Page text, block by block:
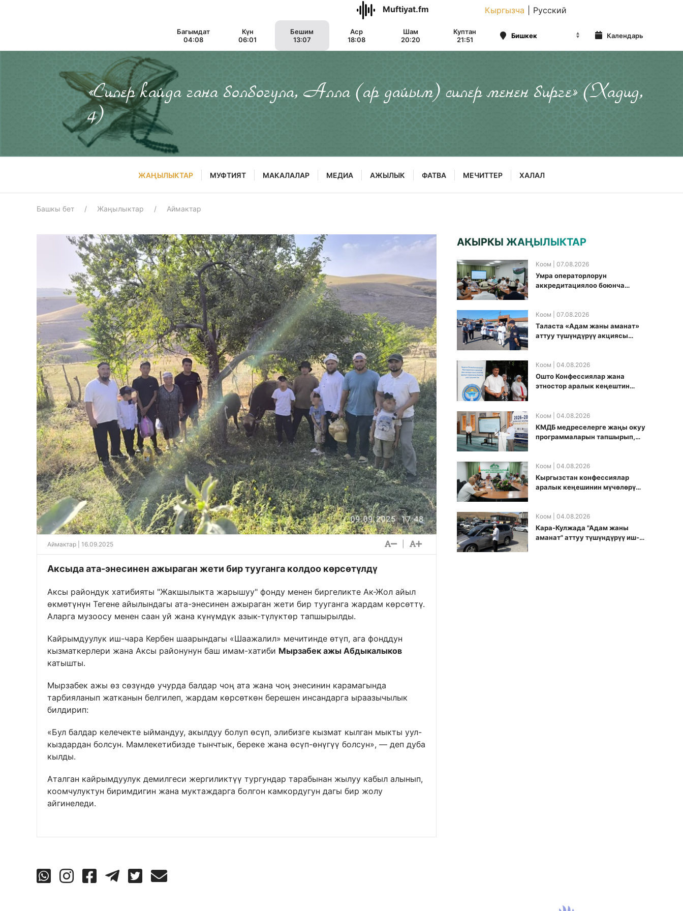
Muftiyat.fm Кыргызча Русский
Багымдат
04:08
Күн
06:01
Бешим
13:07
Аср
18:08
Шам
20:20
Куптан
21:51
Календарь
«Силер кайда гана болбогула, Алла (ар дайым) силер менен бирге» (Хадид,
4)
ЖАҢЫЛЫКТАР МУФТИЯТ МАКАЛАЛАР МЕДИА АЖЫЛЫК ФАТВА МЕЧИТТЕР ХАЛАЛ
Башкы бет Жаңылыктар Аймактар
Аймактар | 16.09.2025
Аксыда ата-энесинен ажыраган жети бир тууганга колдоо көрсөтүлдү
Аксы райондук хатибияты "Жакшылыкта жарышуу" фонду менен биргеликте Ак-Жол айыл
өкмөтүнүн Тегене айылындагы ата-энесинен ажыраган жети бир тууганга жардам көрсөттү.
Аларга музоосу менен саан уй жана күнүмдүк азык-түлүктөр тапшырылды.
Кайрымдуулук иш-чара Кербен шаарындагы «Шаажалил» мечитинде өтүп, ага фонддун
кызматкерлери жана Аксы районунун баш имам-хатиби Мырзабек ажы Абдыкалыков
катышты.
Мырзабек ажы өз сөзүндө учурда балдар чоң ата жана чоң энесинин карамагында
тарбияланып жатканын белгилеп, жардам көрсөткөн берешен инсандарга ыраазычылык
билдирип:
«Бул балдар келечекте ыймандуу, акылдуу болуп өсүп, элибизге кызмат кылган мыкты уул-
кыздардан болсун. Мамлекетибизде тынчтык, береке жана өсүп-өнүгүү болсун», — деп дуба
кылды.
Аталган кайрымдуулук демилгеси жергиликтүү тургундар тарабынан жылуу кабыл алынып,
коомчулуктун биримдигин жана муктаждарга болгон камкордугун дагы бир жолу
айгинеледи.
АКЫРКЫ ЖАҢЫЛЫКТАР
Коом | 07.08.2026
Умра операторлорун
аккредитациялоо боюнча
Коом | 07.08.2026
Таласта «Адам жаны аманат»
аттуу түшүндүрүү акциясы
Коом | 04.08.2026
Ошто Конфессиялар жана
этностор аралык кеңештин
Коом | 04.08.2026
КМДБ медреселерге жаңы окуу
программаларын тапшырып,
киргизди
Коом | 04.08.2026
Кыргызстан конфессиялар
аралык кеӊешинин мүчөлөрү
Коом | 04.08.2026
Кара-Кулжада "Адам жаны
аманат" аттуу түшүндүрүү иш-